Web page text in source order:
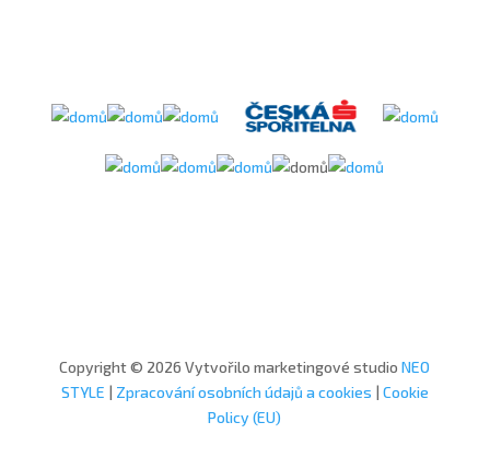
Copyright © 2026 Vytvořilo marketingové studioNEO
STYLE | Zpracování osobních údajů a cookies | Cookie
Policy (EU)